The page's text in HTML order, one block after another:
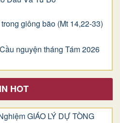
giông bão (Mt 14,22-33)
nguyện tháng Tám 2026
HOT
GIÁO LÝ DỰ TÒNG